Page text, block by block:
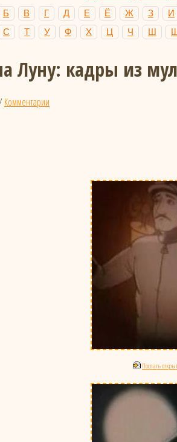
Б В Г Д Е Ё Ж З И
С Т У Ф Х Ц Ч Ш
Луну: кадры из
Комментарии
Послать